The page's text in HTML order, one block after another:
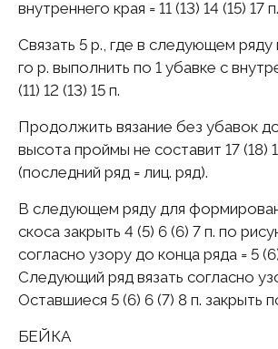
внутреннего края = 11 (13) 14 (15) 17 п.
Связать 5 p., где в следующем
го p. выполнить по 1 убавке с
(11) 12 (13) 15 п.
Продолжить вязание без убавок
высота проймы не составит 17 (18)
(последний ряд = лиц. ряд).
В следующем ряду для
скоса закрыть 4 (5) 6 (6) 7 п. по
согласно узору до конца ряда = 5
Следующий ряд вязать согласно
Оставшиеся 5 (6) 6 (7) 8 п. закрыть
БЕЙКА